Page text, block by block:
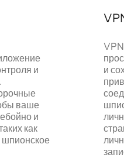
и
ваше
и
как
и